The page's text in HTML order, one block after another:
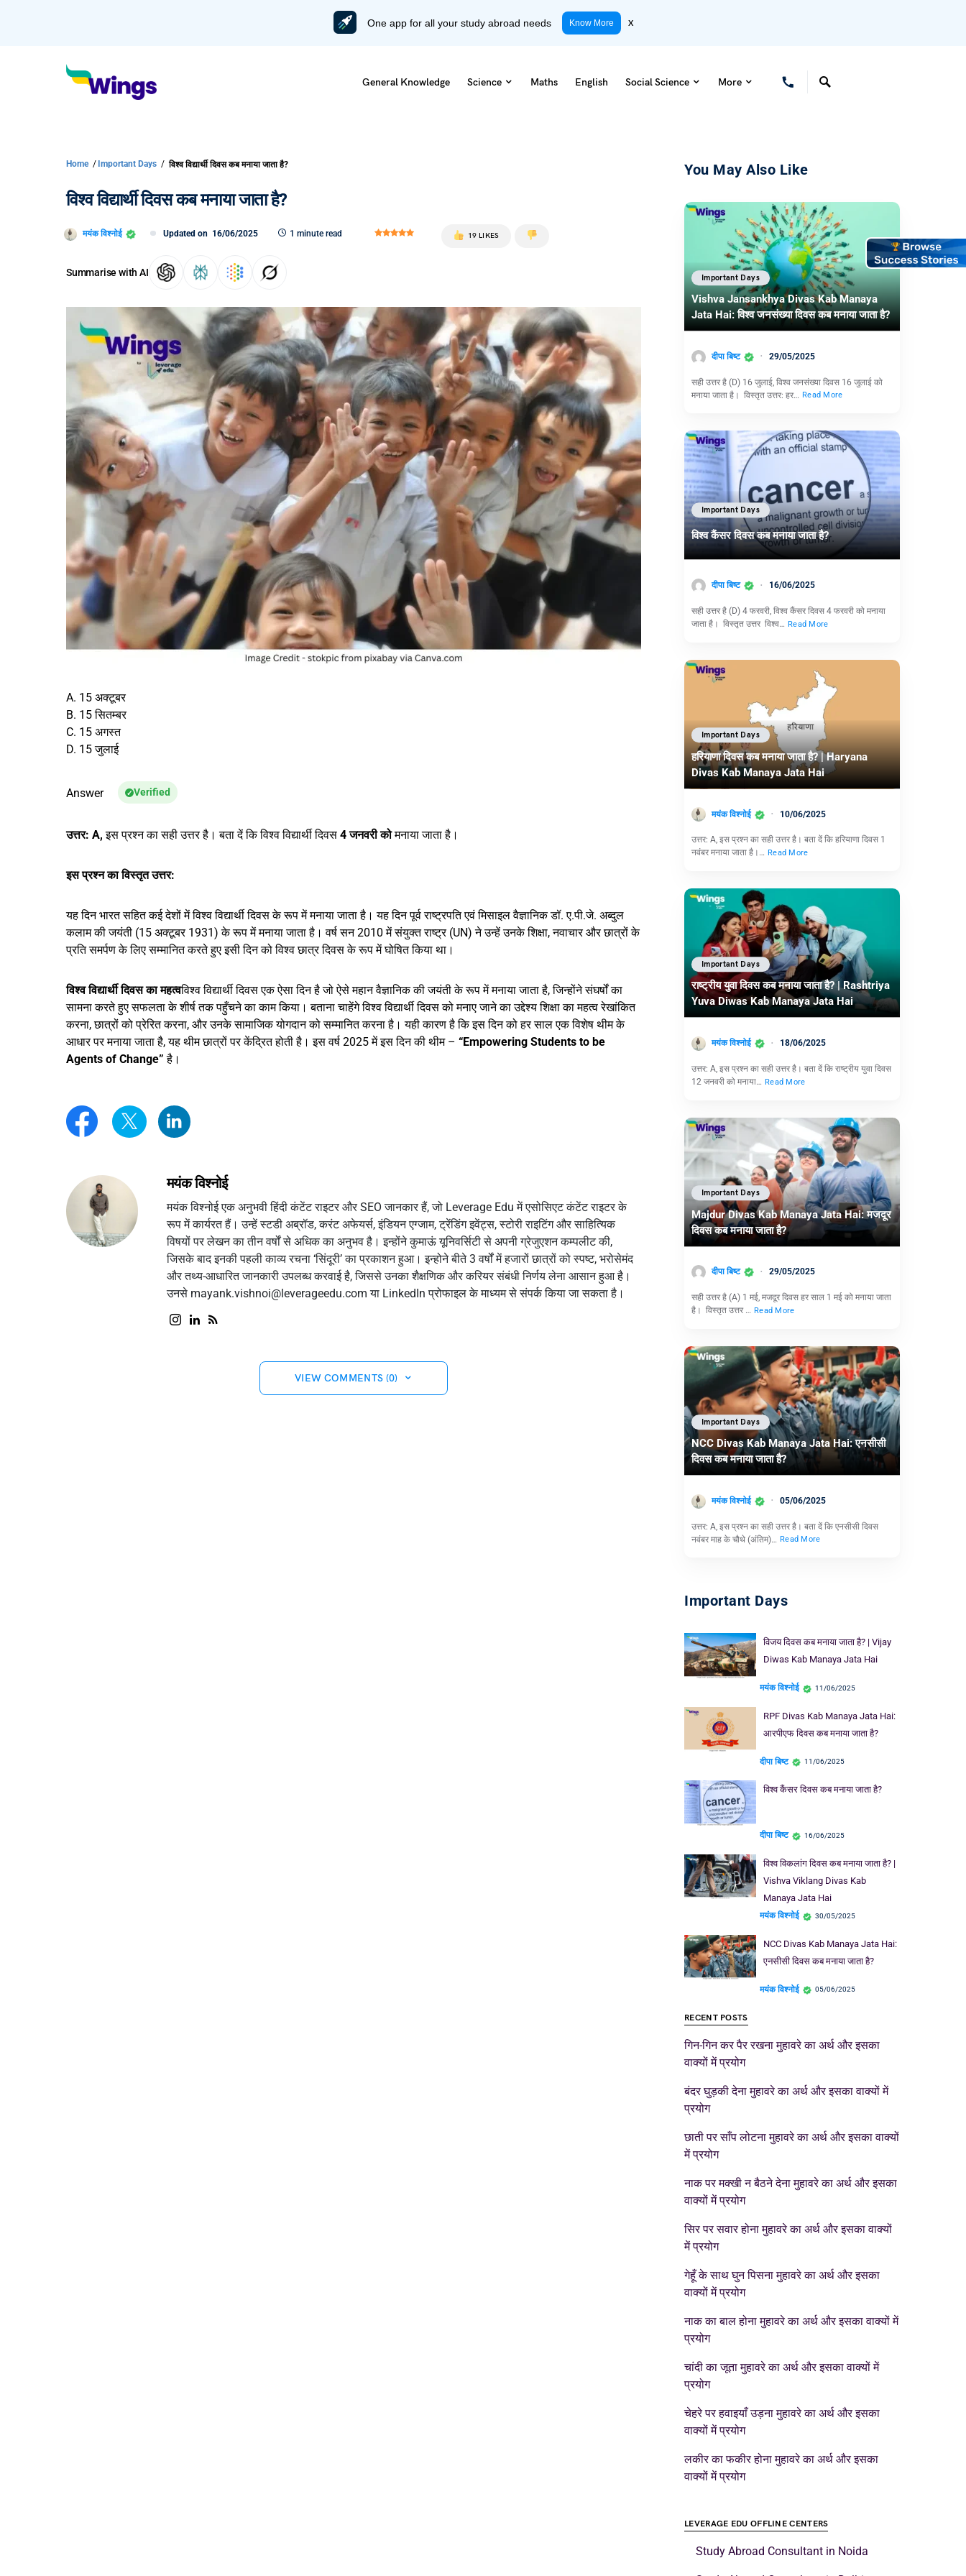
One app for all your study abroad needs Know More x
General Knowledge Science Maths English Social Science More
Home / Important Days / विश्व विद्यार्थी दिवस कब मनाया जाता है?
विश्व विद्यार्थी दिवस कब मनाया जाता है?
मयंक विश्नोई Updated on 16/06/2025 1 minute read 19 LIKES
Summarise with AI
A. 15 अक्टूबर
B. 15 सितम्बर
C. 15 अगस्त
D. 15 जुलाई
Answer Verified
उत्तर: A, इस प्रश्न का सही उत्तर है। बता दें कि विश्व विद्यार्थी दिवस 4 जनवरी कोमनाया जाता है।
इस प्रश्न का विस्तृत उत्तर:
यह दिन भारत सहित कई देशों में विश्व विद्यार्थी दिवस के रूप में मनाया जाता है। यह दिन पूर्व राष्ट्रपति एवं मिसाइल वैज्ञानिक डॉ. ए.पी.जे. अब्दुल
कलाम की जयंती (15 अक्टूबर 1931) के रूप में मनाया जाता है। वर्ष सन 2010 में संयुक्त राष्ट्र (UN) ने उन्हें उनके शिक्षा, नवाचार और छात्रों के
प्रति समर्पण के लिए सम्मानित करते हुए इसी दिन को विश्व छात्र दिवस के रूप में घोषित किया था।
विश्व विद्यार्थी दिवस का महत्वविश्व विद्यार्थी दिवस एक ऐसा दिन है जो ऐसे महान वैज्ञानिक की जयंती के रूप में मनाया जाता है, जिन्होंने संघर्षों का
सामना करते हुए सफलता के शीर्ष तक पहुँचने का काम किया। बताना चाहेंगे विश्व विद्यार्थी दिवस को मनाए जाने का उद्देश्य शिक्षा का महत्व रेखांकित
करना, छात्रों को प्रेरित करना, और उनके सामाजिक योगदान को सम्मानित करना है। यही कारण है कि इस दिन को हर साल एक विशेष थीम के
आधार पर मनाया जाता है, यह थीम छात्रों पर केंद्रित होती है। इस वर्ष 2025 में इस दिन की थीम – “Empowering Students to be
Agents of Change” है।
मयंक विश्नोई
मयंक विश्नोई एक अनुभवी हिंदी कंटेंट राइटर और SEO जानकार हैं, जो Leverage Edu में एसोसिएट कंटेंट राइटर के
रूप में कार्यरत हैं। उन्हें स्टडी अब्रॉड, करंट अफेयर्स, इंडियन एग्जाम, ट्रेंडिंग इवेंट्स, स्टोरी राइटिंग और साहित्यिक
विषयों पर लेखन का तीन वर्षों से अधिक का अनुभव है। इन्होंने कुमाऊं यूनिवर्सिटी से अपनी ग्रेजुएशन कम्पलीट की,
जिसके बाद इनकी पहली काव्य रचना ‘सिंदूरी’ का प्रकाशन हुआ। इन्होने बीते 3 वर्षों में हजारों छात्रों को स्पष्ट, भरोसेमंद
और तथ्य-आधारित जानकारी उपलब्ध करवाई है, जिससे उनका शैक्षणिक और करियर संबंधी निर्णय लेना आसान हुआ है।
उनसे mayank.vishnoi@leverageedu.com या LinkedIn प्रोफाइल के माध्यम से संपर्क किया जा सकता है।
VIEW COMMENTS (0)
You May Also Like
Important Days
Vishva Jansankhya Divas Kab Manaya
Jata Hai: विश्व जनसंख्या दिवस कब मनाया जाता है?
दीपा बिष्ट 29/05/2025
सही उत्तर है (D) 16 जुलाई, विश्व जनसंख्या दिवस 16 जुलाई को
मनाया जाता है। विस्तृत उत्तर: हर… Read More
Important Days
विश्व कैंसर दिवस कब मनाया जाता है?
दीपा बिष्ट 16/06/2025
सही उत्तर है (D) 4 फरवरी, विश्व कैंसर दिवस 4 फरवरी को मनाया
जाता है। विस्तृत उत्तर विश्व… Read More
Important Days
हरियाणा दिवस कब मनाया जाता है? | Haryana
Divas Kab Manaya Jata Hai
मयंक विश्नोई 10/06/2025
उत्तर: A, इस प्रश्न का सही उत्तर है। बता दें कि हरियाणा दिवस 1
नवंबर मनाया जाता है।… Read More
Important Days
राष्ट्रीय युवा दिवस कब मनाया जाता है? | Rashtriya
Yuva Diwas Kab Manaya Jata Hai
मयंक विश्नोई 18/06/2025
उत्तर: A, इस प्रश्न का सही उत्तर है। बता दें कि राष्ट्रीय युवा दिवस
12 जनवरी को मनाया… Read More
Important Days
Majdur Divas Kab Manaya Jata Hai: मजदूर
दिवस कब मनाया जाता है?
दीपा बिष्ट 29/05/2025
सही उत्तर है (A) 1 मई, मजदूर दिवस हर साल 1 मई को मनाया जाता
है। विस्तृत उत्तर … Read More
Important Days
NCC Divas Kab Manaya Jata Hai: एनसीसी
दिवस कब मनाया जाता है?
मयंक विश्नोई 05/06/2025
उत्तर: A, इस प्रश्न का सही उत्तर है। बता दें कि एनसीसी दिवस
नवंबर माह के चौथे (अंतिम)… Read More
Important Days
विजय दिवस कब मनाया जाता है? | Vijay
Diwas Kab Manaya Jata Hai
मयंक विश्नोई 11/06/2025
RPF Divas Kab Manaya Jata Hai:
आरपीएफ दिवस कब मनाया जाता है?
दीपा बिष्ट 11/06/2025
विश्व कैंसर दिवस कब मनाया जाता है?
दीपा बिष्ट 16/06/2025
विश्व विकलांग दिवस कब मनाया जाता है? |
Vishva Viklang Divas Kab
Manaya Jata Hai
मयंक विश्नोई 30/05/2025
NCC Divas Kab Manaya Jata Hai:
एनसीसी दिवस कब मनाया जाता है?
मयंक विश्नोई 05/06/2025
RECENT POSTS
गिन-गिन कर पैर रखना मुहावरे का अर्थ और इसका
वाक्यों में प्रयोग
बंदर घुड़की देना मुहावरे का अर्थ और इसका वाक्यों में
प्रयोग
छाती पर साँप लोटना मुहावरे का अर्थ और इसका वाक्यों
में प्रयोग
नाक पर मक्खी न बैठने देना मुहावरे का अर्थ और इसका
वाक्यों में प्रयोग
सिर पर सवार होना मुहावरे का अर्थ और इसका वाक्यों
में प्रयोग
गेहूँ के साथ घुन पिसना मुहावरे का अर्थ और इसका
वाक्यों में प्रयोग
नाक का बाल होना मुहावरे का अर्थ और इसका वाक्यों में
प्रयोग
चांदी का जूता मुहावरे का अर्थ और इसका वाक्यों में
प्रयोग
चेहरे पर हवाइयाँ उड़ना मुहावरे का अर्थ और इसका
वाक्यों में प्रयोग
लकीर का फकीर होना मुहावरे का अर्थ और इसका
वाक्यों में प्रयोग
LEVERAGE EDU OFFLINE CENTERS
Study Abroad Consultant in Noida